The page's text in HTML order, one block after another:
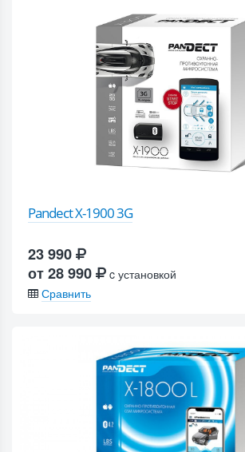
Pandect X-1900 3G
23 990
от 28 990
c установкой
Сравнить